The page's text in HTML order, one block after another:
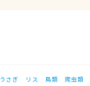
うさぎ リス 鳥類 爬虫類